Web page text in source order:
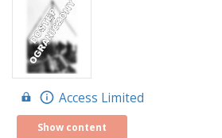
Access Limited
Show content